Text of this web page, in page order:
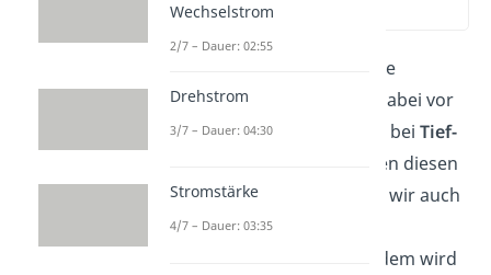
Dieser Artikel behandelt die
Grenzfrequenz
und geht dabei vor
allem auf ihre Berechnung bei Tief-
ein. Neben diesen
Berechnungen betrachten wir auch
deren zugehörigen
. Außerdem wird
Wechselstrom
2/7 – Dauer: 02:55
Drehstrom
3/7 – Dauer: 04:30
Stromstärke
4/7 – Dauer: 03:35